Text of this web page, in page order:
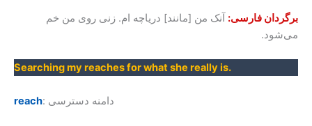
برگردان فارسی: آنک من [مانند] دریاچه ام. زنی روی من خم
می‌شود.
Searching my reaches for what she really is.
reach : دامنه دسترسی